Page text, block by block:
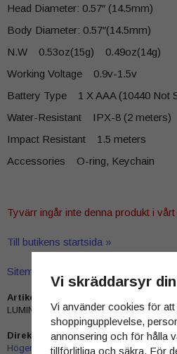
Head Diameter: 0.57″ (14.5mm)
Body Diameter: 0.57″(14.5mm)
N.W 0.53oz(15g) 0.49oz(14g)
Working Voltage 0.9v-1.5v
Battery Type 1 X AAA (10440 Not
Water-Resistant IPX-8 (2 meters)
Impact Resistant 1.5 meters
Accessories O-ring, Keychain
Tyvärr ingår inte denna produkt i
Till butikens startsida »
Sitemap »
Artikelnummer:
LUMINAAA BLÅ
Direktlänk:
Högerklicka och kopiera adressen
Vi skräddarsyr
Vi använder cookies för
shoppingupplevelse,
annonsering och för hålla
tillförlitliga och säkra. För